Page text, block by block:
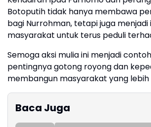
Botoputih tidak hanya membawa
bagi Nurrohman, tetapi juga menjadi
masyarakat untuk terus peduli
Semoga aksi mulia ini menjadi
pentingnya gotong royong dan
membangun masyarakat yang
Baca Juga